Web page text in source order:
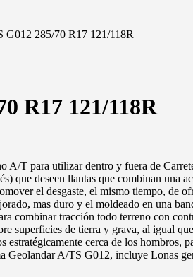
G012 285/70 R17 121/118R
R17 121/118R
T para utilizar dentro y fuera de
que deseen llantas que combinan una
el desgaste, el mismo tiempo, de
mas duro y el moldeado en una
combinar tracción todo terreno con
superficies de tierra y grava, al igual
cerca de los
A/TS G012, incluye Lonas